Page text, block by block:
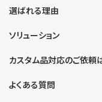
選ばれる理由
ソリューション
カスタム品対応のご依頼
よくある質問